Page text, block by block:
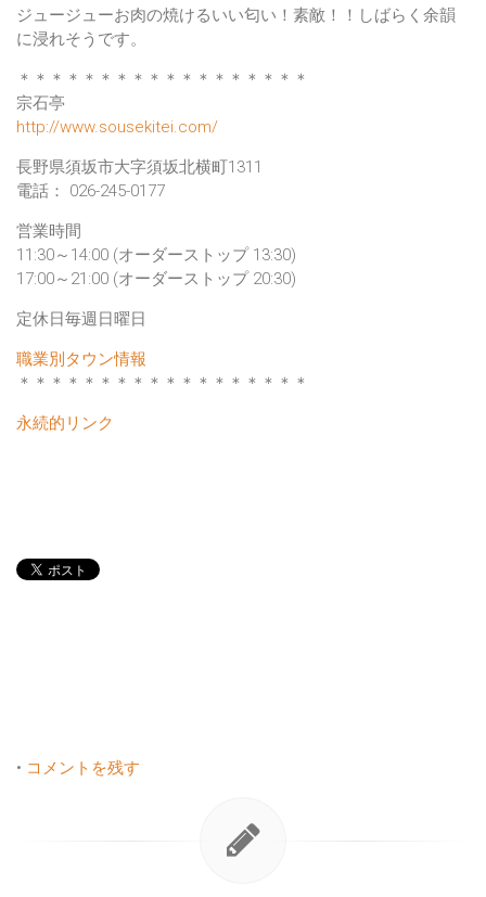
ジュージューお肉の焼けるいい匂い！素敵！！しばらく余韻
に浸れそうです。
＊＊＊＊＊＊＊＊＊＊＊＊＊＊＊＊＊＊
宗石亭
http://www.sousekitei.com/
長野県須坂市大字須坂北横町1311
電話： 026-245-0177
営業時間
11:30～14:00 (オーダーストップ 13:30)
17:00～21:00 (オーダーストップ 20:30)
定休日毎週日曜日
職業別タウン情報
＊＊＊＊＊＊＊＊＊＊＊＊＊＊＊＊＊＊
永続的リンク
• コメントを残す